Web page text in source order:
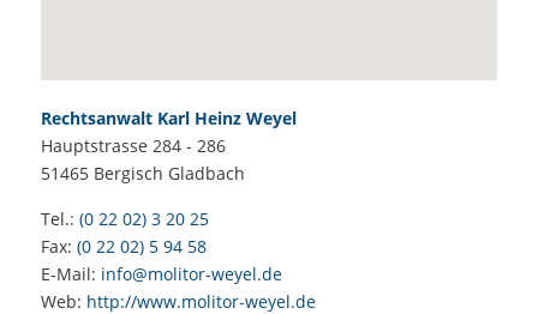
Rechtsanwalt Karl Heinz Weyel
Hauptstrasse 284 - 286
51465 Bergisch Gladbach
Tel.: (0 22 02) 3 20 25
Fax: (0 22 02) 5 94 58
E-Mail: info@molitor-weyel.de
Web: http://www.molitor-weyel.de